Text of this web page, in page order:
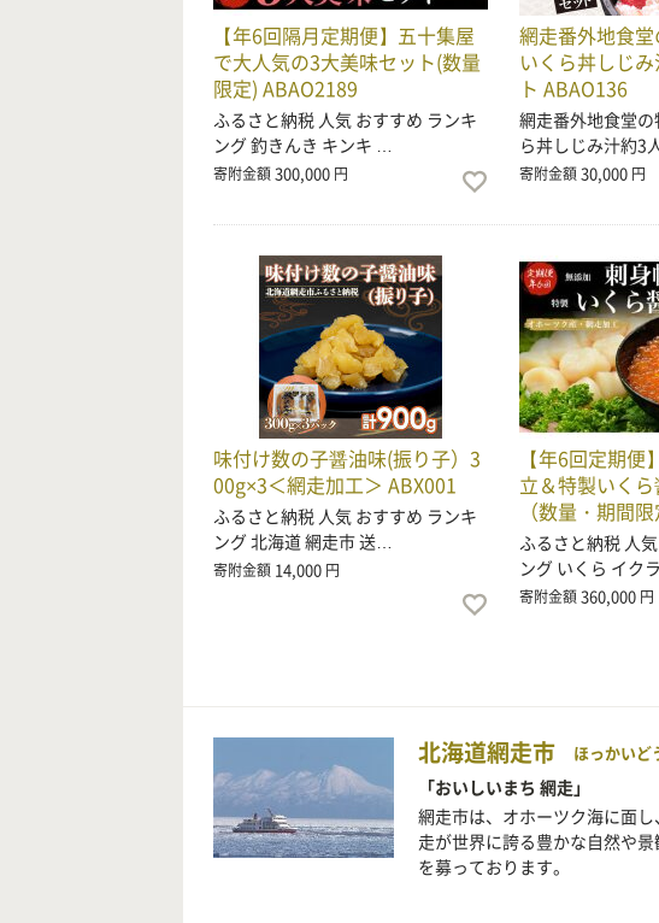
【年6回隔月定期便】五十集屋
で大人気の3大美味セット(数量
限定) ABAO2189
ふるさと納税 人気 おすすめ ランキ
ング 釣きんき キンキ …
寄附金額300,000 円
網走番外地食
いくら丼しじ
ト ABAO136
網走番外地食堂の
ら丼しじみ汁約3
寄附金額30,000 円
味付け数の子醤油味(振り子）3
00g×3＜網走加工＞ ABX001
ふるさと納税 人気 おすすめ ランキ
ング 北海道 網走市 送…
寄附金額 14,000 円
【年6回定期
立＆特製いく
（数量・期間
ふるさと納税 人
ング いくら イク
寄附金額360,000 円
北海道網走市 ほっかいど
「おいしいまち 網走」
網走市は、オホーツク海に面
走が世界に誇る豊かな自然や
を募っております。